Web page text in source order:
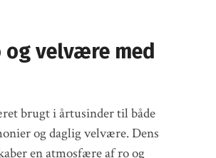
og velvære med
brugt i årtusinder til både
og daglig velvære. Dens
en atmosfære af ro og